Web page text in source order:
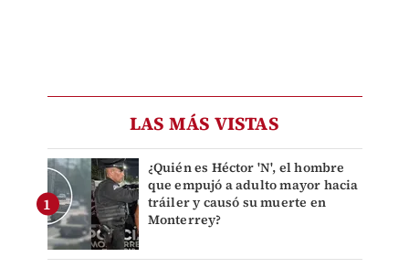
LAS MÁS VISTAS
¿Quién es Héctor 'N', el hombre
que empujó a adulto mayor hacia
tráiler y causó su muerte en
Monterrey?